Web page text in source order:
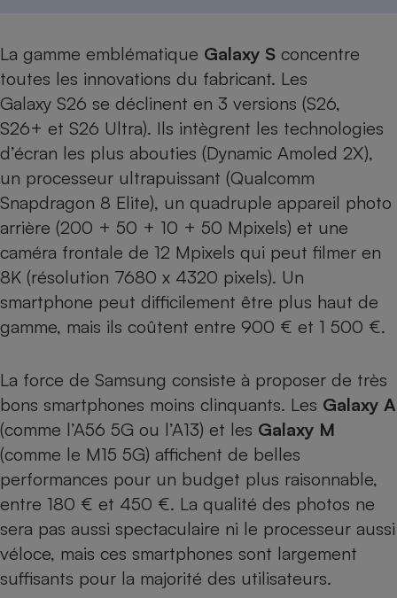
La gamme emblématique Galaxy S concentre
toutes les innovations du fabricant. Les
Galaxy S26 se déclinent en 3 versions (S26,
S26+ et S26 Ultra). Ils intègrent les technologies
d’écran les plus abouties (Dynamic Amoled 2X),
un processeur ultrapuissant (Qualcomm
Snapdragon 8 Elite), un quadruple appareil photo
arrière (200 + 50 + 10 + 50 Mpixels) et une
caméra frontale de 12 Mpixels qui peut filmer en
8K (résolution 7680 x 4320 pixels). Un
smartphone peut difficilement être plus haut de
gamme, mais ils coûtent entre 900 € et 1 500 €.
La force de Samsung consiste à proposer de très
bons smartphones moins clinquants. Les Galaxy A
(comme l’A56 5G ou l’A13) et les Galaxy M
(comme le M15 5G) affichent de belles
performances pour un budget plus raisonnable,
entre 180 € et 450 €. La qualité des photos ne
sera pas aussi spectaculaire ni le processeur aussi
véloce, mais ces smartphones sont largement
suffisants pour la majorité des utilisateurs.